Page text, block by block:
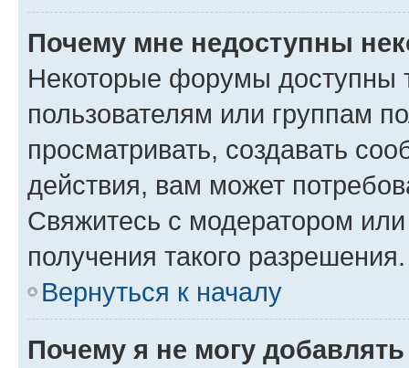
Почему мне недоступны
Некоторые форумы доступны
пользователям или группам
просматривать, создавать
действия, вам может
Свяжитесь с модератором
получения такого разрешения.
Вернуться к началу
Почему я не могу